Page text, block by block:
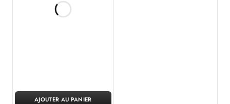
AJOUTER AU PANIER